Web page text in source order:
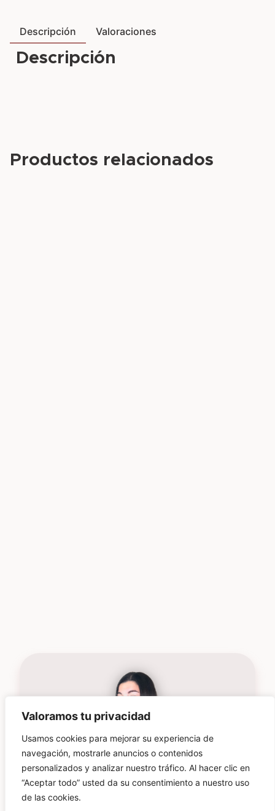
Valoramos tu privacidad
Usamos cookies para mejorar su experiencia de
navegación, mostrarle anuncios o contenidos
personalizados y analizar nuestro tráfico. Al hacer clic en
“Aceptar todo” usted da su consentimiento a nuestro uso
de las cookies.
Descripción Valoraciones
Descripción
Productos relacionados